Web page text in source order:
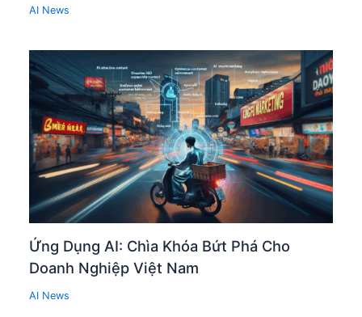
AI News
Ứng Dụng AI: Chìa Khóa Bứt Phá Cho
Doanh Nghiệp Việt Nam
AI News